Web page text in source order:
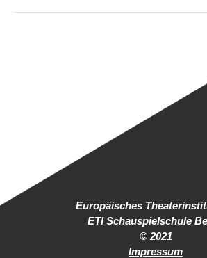
Europäisches
ETI Schauspielschule
© 2021
Impressum